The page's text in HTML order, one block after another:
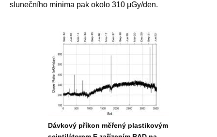
slunečního minima pak okolo 310 μGy/den.
Dávkový příkon měřený plastikovým